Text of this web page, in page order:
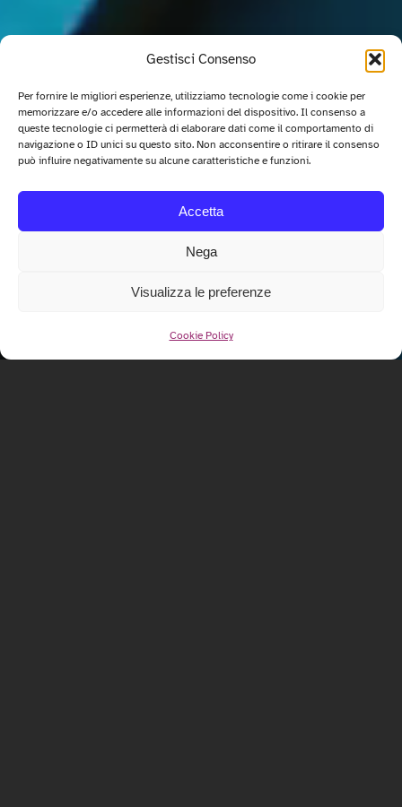
Gestisci Consenso
Per fornire le migliori esperienze, utilizziamo tecnologie come i cookie per
memorizzare e/o accedere alle informazioni del dispositivo. Il consenso a
queste tecnologie ci permetterà di elaborare dati come il comportamento di
navigazione o ID unici su questo sito. Non acconsentire o ritirare il consenso
può influire negativamente su alcune caratteristiche e funzioni.
Accetta
Nega
Visualizza le preferenze
Cookie Policy